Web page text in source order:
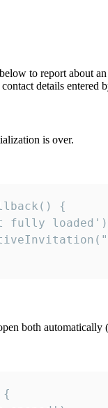
to report about
details entered
is over.
{
fully
both
{